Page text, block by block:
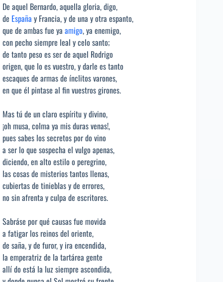
De aquel Bernardo, aquella gloria, digo,
de España y Francia, y de una y otra espanto,
que de ambas fue ya amigo, ya enemigo,
con pecho siempre leal y celo santo;
de tanto peso es ser de aquel Rodrigo
origen, que lo es vuestro, y darle es tanto
escaques de armas de ínclitos varones,
en que él pintase al fin vuestros girones.
Mas tú de un claro espíritu y divino,
¡oh musa, colma ya mis duras venas!,
pues sabes los secretos por do vino
a ser lo que sospecha el vulgo apenas,
diciendo, en alto estilo o peregrino,
las cosas de misterios tantos llenas,
cubiertas de tinieblas y de errores,
no sin afrenta y culpa de escritores.
Sabráse por qué causas fue movida
a fatigar los reinos del oriente,
de saña, y de furor, y ira encendida,
la emperatriz de la tartárea gente
allí do está la luz siempre ascondida,